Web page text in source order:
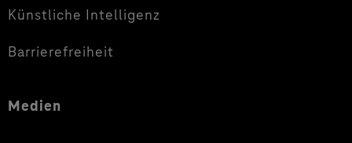
Künstliche Intelligenz
Barrierefreiheit
Medien